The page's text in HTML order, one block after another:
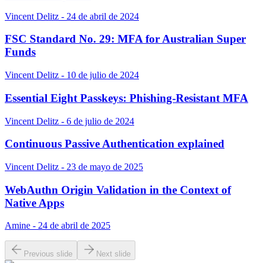
Vincent Delitz - 24 de abril de 2024
FSC Standard No. 29: MFA for Australian Super
Funds
Vincent Delitz - 10 de julio de 2024
Essential Eight Passkeys: Phishing-Resistant MFA
Vincent Delitz - 6 de julio de 2024
Continuous Passive Authentication explained
Vincent Delitz - 23 de mayo de 2025
WebAuthn Origin Validation in the Context of
Native Apps
Amine - 24 de abril de 2025
Previous slide Next slide